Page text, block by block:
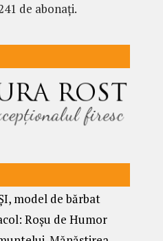
de abonați.
model de bărbat
Roșu de Humor